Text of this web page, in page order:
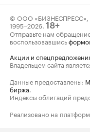
© ООО
1995–2026. 18+
Отправьте нам
воспользовавшись
Акции и
Владельцем сайта
Данные предоставлены:
биржа.
Индексы облигаций
Реализовано на